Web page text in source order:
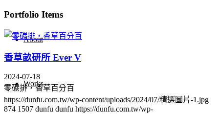
About
Works
Portfolio Items
香草畝研所 Ever V
2024-07-18
零碳排，香草百分百
https://dunfu.com.tw/wp-content/uploads/2024/07/精選圖片-1.jpg
874 1507 dunfu dunfu https://dunfu.com.tw/wp-